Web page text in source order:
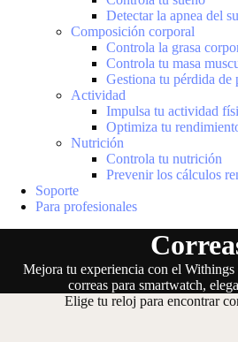
Detectar la apnea del
Composición corporal
Controla la grasa
Controla tu masa
Gestiona tu pérdida de
Actividad
Impulsa tu actividad
Optimiza tu
Nutrición
Controla tu nutrición
Prevenir los cálculos
Soporte
Para profesionales
Mejora tu experiencia con el Withings
correas para smartwatch,
Elige tu reloj para encontrar